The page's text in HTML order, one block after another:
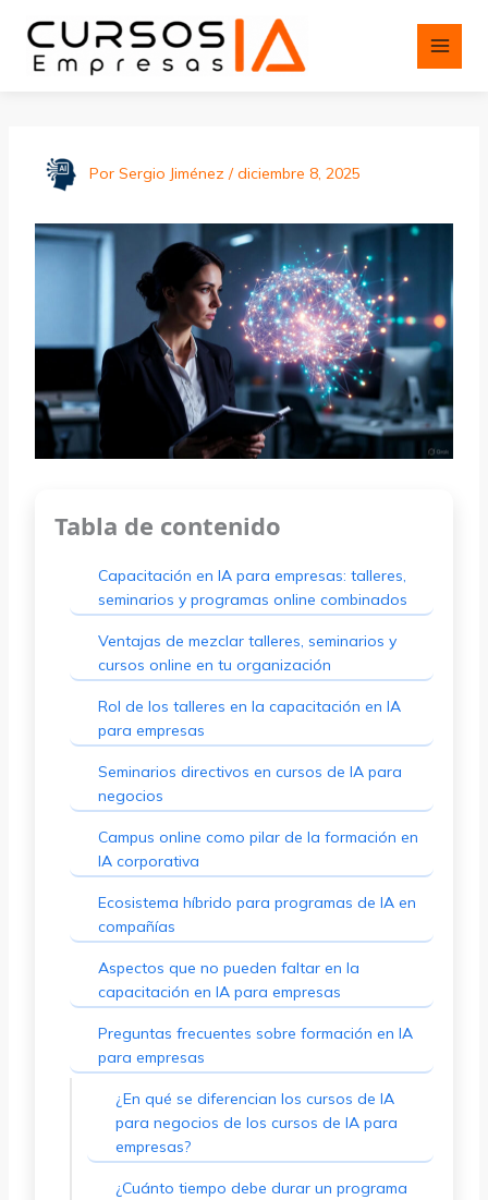
Por Sergio Jiménez /diciembre 8, 2025
Tabla de contenido
Capacitación en IA para empresas: talleres,
seminarios y programas online combinados
Ventajas de mezclar talleres, seminarios y
cursos online en tu organización
Rol de los talleres en la capacitación en IA
para empresas
Seminarios directivos en cursos de IA para
negocios
Campus online como pilar de la formación en
IA corporativa
Ecosistema híbrido para programas de IA en
compañías
Aspectos que no pueden faltar en la
capacitación en IA para empresas
Preguntas frecuentes sobre formación en IA
para empresas
¿En qué se diferencian los cursos de IA
para negocios de los cursos de IA para
empresas?
¿Cuánto tiempo debe durar un programa